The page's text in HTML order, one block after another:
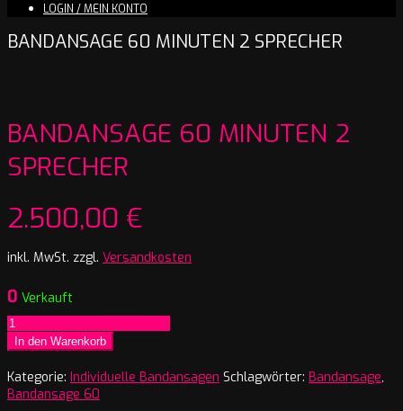
LOGIN / MEIN KONTO
BANDANSAGE 60 MINUTEN 2 SPRECHER
BANDANSAGE 60 MINUTEN 2
SPRECHER
2.500,00 €
inkl. MwSt. zzgl. Versandkosten
0 Verkauft
Bandansage
60
Minuten
2
Sprecher
In den Warenkorb
Kategorie: Individuelle Bandansagen Schlagwörter: Bandansage,
Bandansage 60